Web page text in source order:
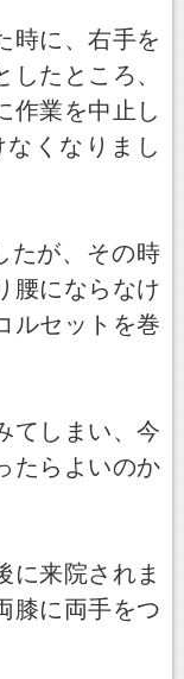
時に、右手を
たところ、
作業を中止し
くなりまし
たが、その時
腰にならなけ
ルセットを巻
てしまい、今
たらよいのか
に来院されま
膝に両手をつ